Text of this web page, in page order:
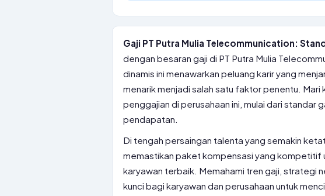
Gaji PT Putra Mulia Telecommunication:
dengan besaran gaji di PT Putra Mulia
dinamis ini menawarkan peluang karir yang
menarik menjadi salah satu faktor penentu.
penggajian di perusahaan ini, mulai dari standar
pendapatan.
Di tengah persaingan talenta yang semakin
memastikan paket kompensasi yang kompetitif
karyawan terbaik. Memahami tren gaji, strategi
kunci bagi karyawan dan perusahaan untuk